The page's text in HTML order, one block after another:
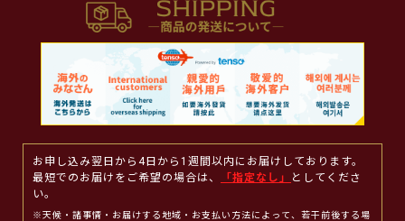
お申し込み翌日から4日から1週間以内にお届けしております。
最短でのお届けをご希望の場合は、
「指定なし」
としてくださ
い。
※天候・諸事情・お届けする地域・お支払い方法によって、若干前後する場